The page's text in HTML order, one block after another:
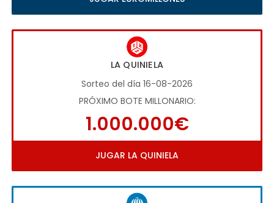
LA QUINIELA
Sorteo del día 16-08-2026
PRÓXIMO BOTE MILLONARIO:
1.000.000€
JUGAR LA QUINIELA